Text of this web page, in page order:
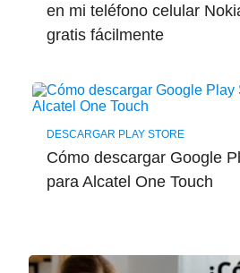
en mi teléfono celular
gratis fácilmente
DESCARGAR PLAY STORE
Cómo descargar Google
para Alcatel One Touch